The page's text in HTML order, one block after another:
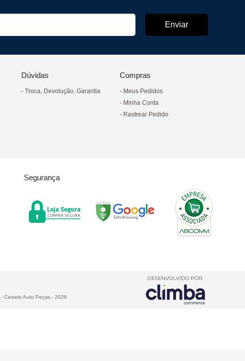
Dúvidas
Troca, Devolução, Garantia
Compras
Meus Pedidos
Minha Conta
Rastrear Pedido
Segurança
-Castelo Auto Peças -2026